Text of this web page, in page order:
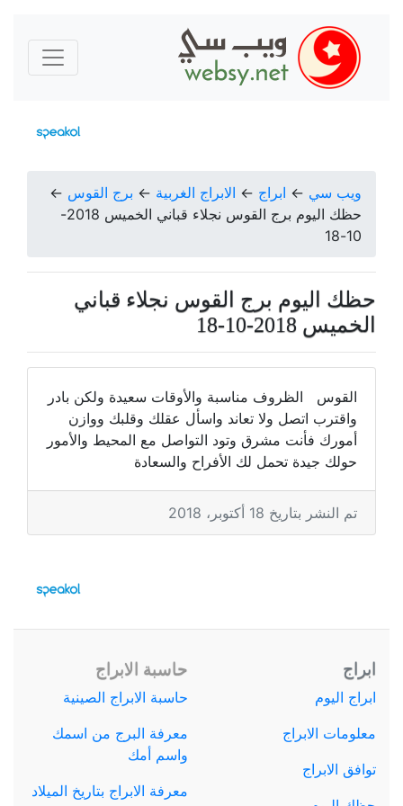
ويب سي ← ابراج ← الابراج الغربية ← برج القوس ←
حظك اليوم برج القوس نجلاء قباني الخميس 2018-
10-18
حظك اليوم برج القوس نجلاء قباني
الخميس 2018-10-18
القوس الظروف مناسبة والأوقات سعيدة ولكن بادر
واقترب اتصل ولا تعاند واسأل عقلك وقلبك ووازن
أمورك فأنت مشرق وتود التواصل مع المحيط والأمور
حولك جيدة تحمل لك الأفراح والسعادة
تم النشر بتاريخ 18 أكتوبر، 2018
ابراج
ابراج اليوم
معلومات الابراج
توافق الابراج
حاسبة الابراج
حاسبة الابراج الصينية
معرفة البرج من اسمك
واسم أمك
معرفة الابراج بتاريخ الميلاد